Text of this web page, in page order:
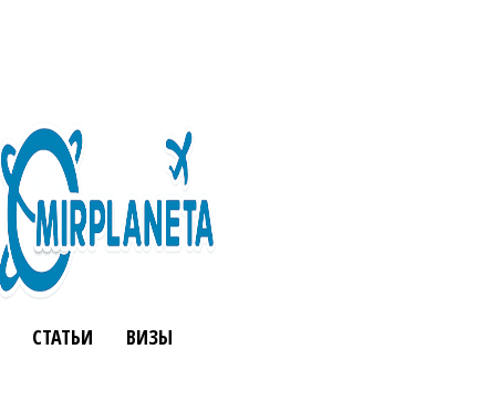
СТАТЬИ ВИЗЫ